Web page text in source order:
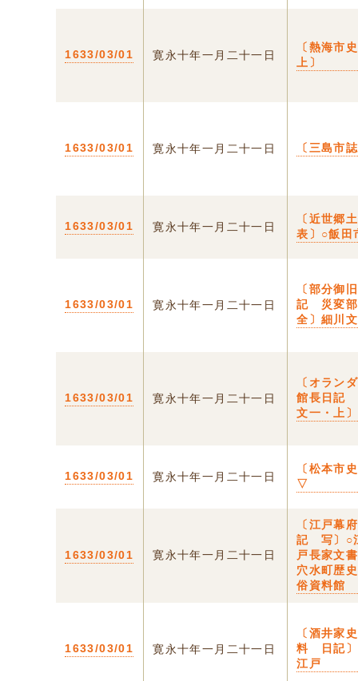
1633/03/01 寛永十年一月二十一日
〔熱海
上〕
1633/03/01 寛永十年一月二十一日 〔三島市
1633/03/01 寛永十年一月二十一日
〔近世郷
表〕○飯田
1633/03/01 寛永十年一月二十一日
〔部分御旧
記 災変
全〕細川
1633/03/01 寛永十年一月二十一日
〔オラン
館長日記
文一・上〕
1633/03/01 寛永十年一月二十一日
〔松本市
▽
1633/03/01 寛永十年一月二十一日
〔江戸幕
記 写〕○
戸長家
穴水町歴
俗資料館
1633/03/01 寛永十年一月二十一日
〔酒井家史
料 日記
江戸